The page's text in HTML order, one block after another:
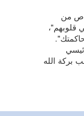
من
قلوبهم"،
بركة الله